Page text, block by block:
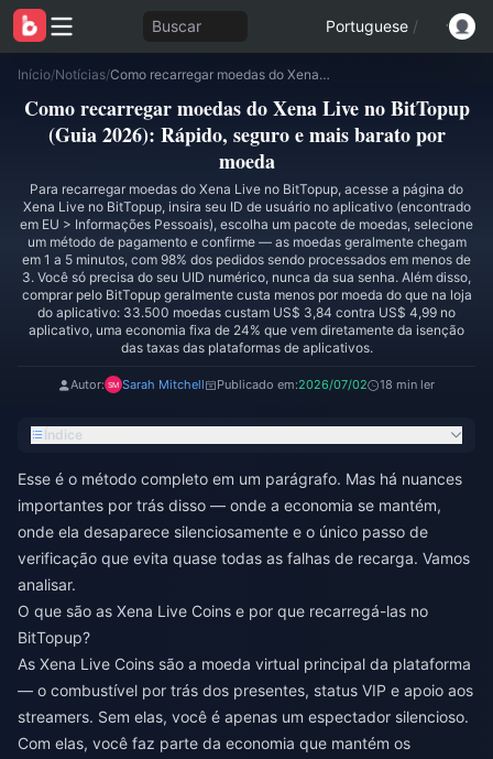
Buscar Portuguese /
Início/Notícias/ Como recarregar moedas do Xena Live no BitTopup (Guia 2026): Rápido, seguro e mais barato por moeda
Como recarregar moedas do Xena Live no BitTopup
(Guia 2026): Rápido, seguro e mais barato por
moeda
Para recarregar moedas do Xena Live no BitTopup, acesse a página do
Xena Live no BitTopup, insira seu ID de usuário no aplicativo (encontrado
em EU > Informações Pessoais), escolha um pacote de moedas, selecione
um método de pagamento e confirme — as moedas geralmente chegam
em 1 a 5 minutos, com 98% dos pedidos sendo processados em menos de
3. Você só precisa do seu UID numérico, nunca da sua senha. Além disso,
comprar pelo BitTopup geralmente custa menos por moeda do que na loja
do aplicativo: 33.500 moedas custam US$ 3,84 contra US$ 4,99 no
aplicativo, uma economia fixa de 24% que vem diretamente da isenção
das taxas das plataformas de aplicativos.
Autor: Sarah Mitchell Publicado em:2026/07/02 18 min ler
Índice
Esse é o método completo em um parágrafo. Mas há nuances
importantes por trás disso — onde a economia se mantém,
onde ela desaparece silenciosamente e o único passo de
verificação que evita quase todas as falhas de recarga. Vamos
analisar.
O que são as Xena Live Coins e por que recarregá-las no
BitTopup?
As Xena Live Coins são a moeda virtual principal da plataforma
— o combustível por trás dos presentes, status VIP e apoio aos
streamers. Sem elas, você é apenas um espectador silencioso.
Com elas, você faz parte da economia que mantém os